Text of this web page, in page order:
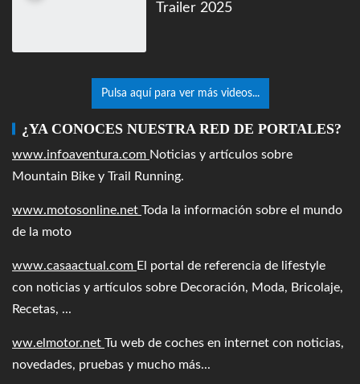
Trailer 2025
Pulsa aquí para ver más videos...
¿YA CONOCES NUESTRA RED DE PORTALES?
www.infoaventura.com Noticias y artículos sobre
Mountain Bike y Trail Running.
www.motosonline.net Toda la información sobre el mundo
de la moto
www.casaactual.com El portal de referencia de lifestyle
con noticias y artículos sobre Decoración, Moda, Bricolaje,
Recetas, ...
ww.elmotor.net Tu web de coches en internet con noticias,
novedades, pruebas y mucho más...